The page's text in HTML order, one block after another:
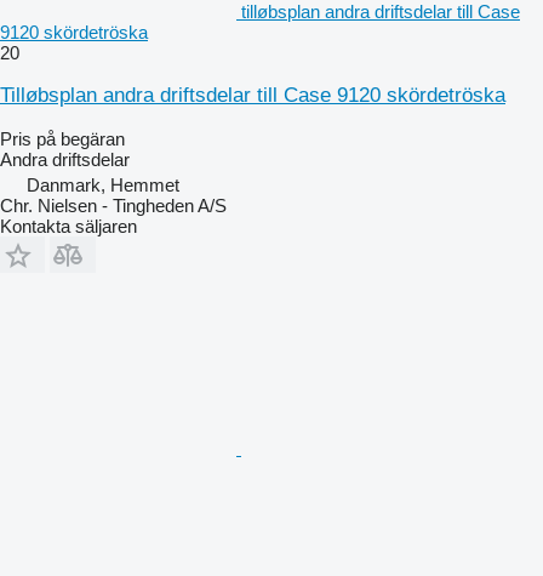
tilløbsplan andra driftsdelar till Case
9120 skördetröska
20
Tilløbsplan andra driftsdelar till Case 9120 skördetröska
Pris på begäran
Andra driftsdelar
Danmark, Hemmet
Chr. Nielsen - Tingheden A/S
Kontakta säljaren